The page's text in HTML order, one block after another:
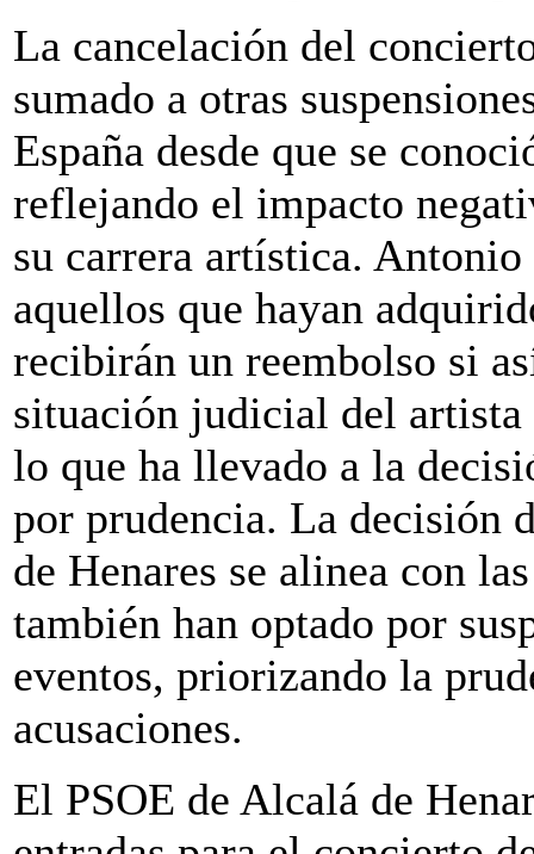
La cancelación del
sumado a otras
España desde que se
reflejando el impacto
su carrera artística. Antonio
aquellos que hayan
recibirán un reembolso si
situación judicial del artista
lo que ha llevado a la
por prudencia. La decisión
de Henares se alinea con
también han optado por
eventos, priorizando la
acusaciones.
El PSOE de Alcalá de